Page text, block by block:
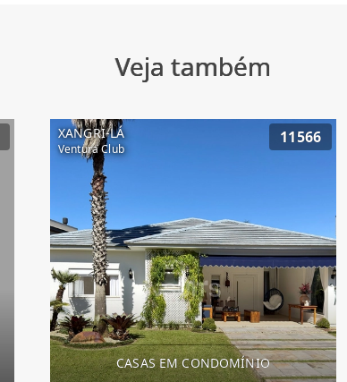
Veja também
XANGRI-LÁ
Ventura Club
11566
CASAS EM CONDOMÍNIO